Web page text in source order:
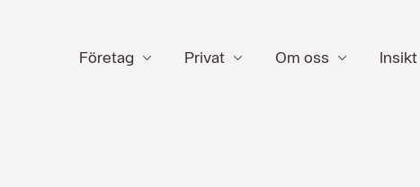
Företag Privat Om oss Insikt